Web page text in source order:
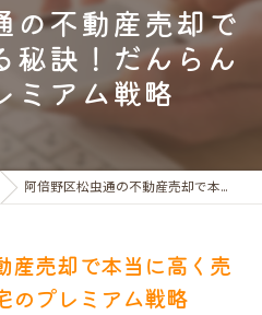
の不動産売却で
秘訣！だんらん
ミアム戦略
阿倍野区松虫通の不動産売却で本当に高く売る秘訣！だんらん住宅のプレミアム戦略
産売却で本当に高く売
のプレミアム戦略